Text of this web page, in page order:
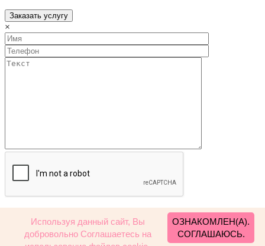
×
Я подтверждаю, что ознакомился/лась с Политикой
конфиденциальности и принимаю ее условия.ОЗНАКОМЛЕН(А).
СОГЛАШАЮСЬ.
Используя данный сайт, Вы
добровольно Соглашаетесь на